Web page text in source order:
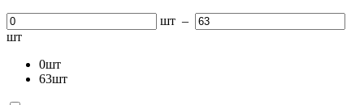
шт –
шт
0шт
63шт